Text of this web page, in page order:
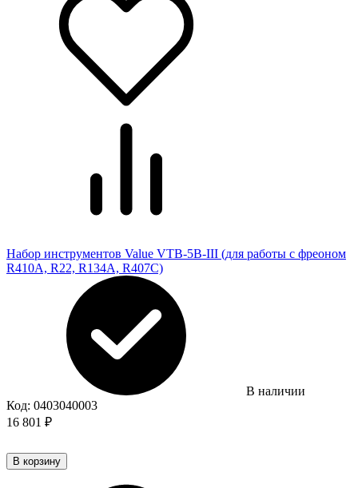
Набор инструментов Value VTB-5B-III (для работы с фреоном
R410A, R22, R134A, R407C)
В наличии
Код: 0403040003
16 801
₽
В корзину